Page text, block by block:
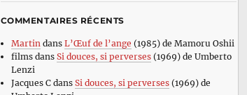
COMMENTAIRES RÉCENTS
Martin dans L’Œuf de l’ange (1985) de Mamoru Oshii
filmsdans Si douces, si perverses(1969) de Umberto
Lenzi
Jacques Cdans Si douces, si perverses(1969) de